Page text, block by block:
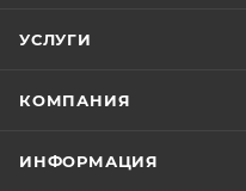
УСЛУГИ
КОМПАНИЯ
ИНФОРМАЦИЯ